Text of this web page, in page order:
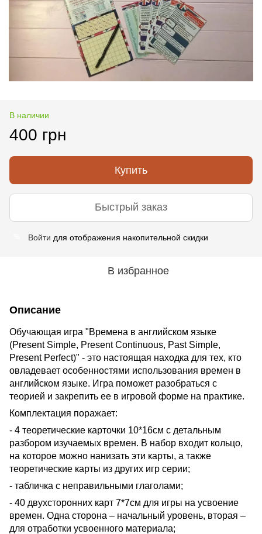
В наличии
400 грн
Купить
Быстрый заказ
Войти для отображения накопительной скидки
В избранное
Описание
Обучающая игра "Времена в английском языке
(Present Simple, Present Continuous, Past Simple,
Present Perfect)" - это настоящая находка для тех, кто
овладевает особенностями использования времен в
английском языке. Игра поможет разобраться с
теорией и закрепить ее в игровой форме на практике.
Комплектация поражает:
- 4 теоретические карточки 10*16см с детальным
разбором изучаемых времен. В набор входит кольцо,
на которое можно нанизать эти карты, а также
теоретические карты из других игр серии;
- табличка с неправильными глаголами;
- 40 двухсторонних карт 7*7см для игры на усвоение
времен. Одна сторона – начальный уровень, вторая –
для отработки усвоенного материала;